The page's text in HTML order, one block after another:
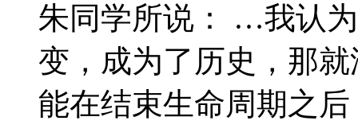
朱同学所说： …我认
变，成为了历史，那
能在结束生命周期之